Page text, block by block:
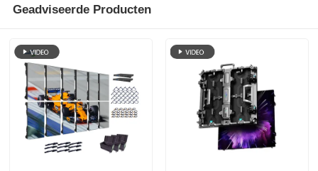
Geadviseerde Producten